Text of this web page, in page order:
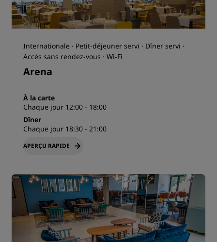
Internationale · Petit-déjeuner servi · Dîner servi ·
Accès sans rendez-vous · Wi-Fi
Arena
À la carte
Chaque jour 12:00 - 18:00
Dîner
Chaque jour 18:30 - 21:00
APERÇU RAPIDE